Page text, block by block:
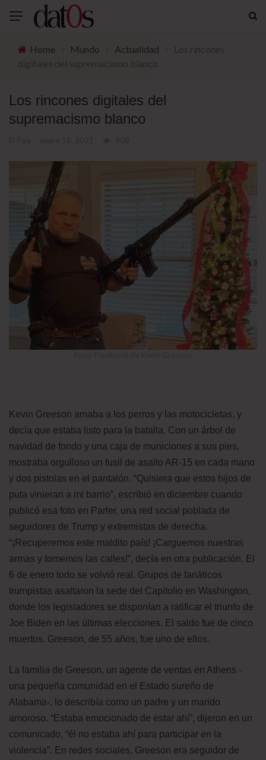
Home Mundo Actualidad
Los rincones digitales del
supremacismo blanco
Kevin Greeson amaba a los perros y las motocicletas, y
decía que estaba listo para la batalla. Con un árbol de
navidad de fondo y una caja de municiones a sus pies,
mostraba orgulloso un fusil de asalto AR-15 en cada mano
y dos pistolas en el pantalón. “Quisiera que estos hijos de
puta vinieran a mi barrio”, escribió en diciembre cuando
publicó esa foto en Parler, una red social poblada de
seguidores de Trump y extremistas de derecha.
“¡Recuperemos este maldito país! ¡Carguemos nuestras
armas y tomemos las calles!”, decía en otra publicación. El
6 de enero todo se volvió real. Grupos de fanáticos
trumpistas asaltaron la sede del Capitolio en Washington,
donde los legisladores se disponían a ratificar el triunfo de
Joe Biden en las últimas elecciones. El saldo fue de cinco
muertos. Greeson, de 55 años, fue uno de ellos.
La familia de Greeson, un agente de ventas en Athens -
una pequeña comunidad en el Estado sureño de
Alabama-, lo describía como un padre y un marido
amoroso. “Estaba emocionado de estar ahí”, dijeron en un
comunicado, “él no estaba ahí para participar en la
violencia”. En redes sociales, Greeson era seguidor de